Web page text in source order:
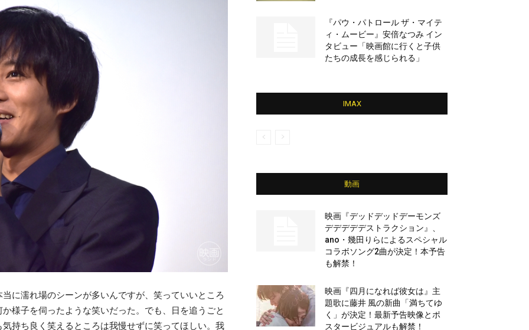
に濡れ場のシーンが多いんですが、笑っていいところ
様子を伺ったような笑いだった。でも、日を追うごと
持ち良く笑えるところは我慢せずに笑ってほしい。我
『パウ・パトロール ザ・マイテ
ィ・ムービー』安倍なつみ イン
タビュー「映画館に行くと子供
たちの成長を感じられる」
IMAX
動画
映画『デッドデッドデーモンズ
デデデデデストラクション』、
ano・幾田りらによるスペシャル
コラボソング2曲が決定！本予告
も解禁！
映画『四月になれば彼女は』主
題歌に藤井 風の新曲「満ちてゆ
く」が決定！最新予告映像とポ
スタービジュアルも解禁！